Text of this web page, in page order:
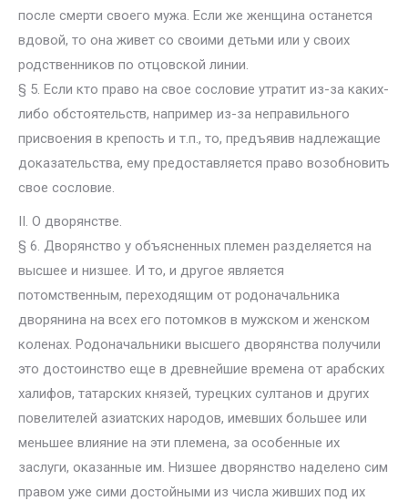
после смерти своего мужа. Если же женщина останется
вдовой, то она живет со своими детьми или у своих
родственников по отцовской линии.
§ 5. Если кто право на свое сословие утратит из-за каких-
либо обстоятельств, например из-за неправильного
присвоения в крепость и т.п., то, предъявив надлежащие
доказательства, ему предоставляется право возобновить
свое сословие.
II. О дворянстве.
§ 6. Дворянство у объясненных племен разделяется на
высшее и низшее. И то, и другое является
потомственным, переходящим от родоначальника
дворянина на всех его потомков в мужском и женском
коленах. Родоначальники высшего дворянства получили
это достоинство еще в древнейшие времена от арабских
халифов, татарских князей, турецких султанов и других
повелителей азиатских народов, имевших большее или
меньшее влияние на эти племена, за особенные их
заслуги, оказанные им. Низшее дворянство наделено сим
правом уже сими достойными из числа живших под их